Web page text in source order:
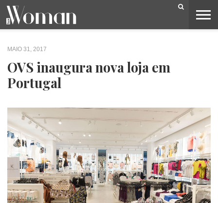
BELEZA
CAPA
LIFESTYLE
MODA
OPINIÃO
PESSOAS
SOCIEDADE
VIDEOS
MAIO 31, 2017
OVS inaugura nova loja em
Portugal